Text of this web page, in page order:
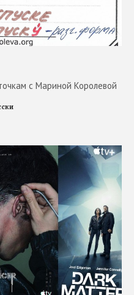
с Мариной Королевой